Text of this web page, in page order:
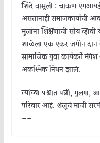
शिंदे वासुली : चाकण
असतानाही समाजकार्याची
मुलांना शिक्षणाची सोय व्हावी
शाळेला एक एकर जमीन
सामाजिक युवा कार्यकर्ते
अकस्मिक निधन झाले.
त्यांच्या पश्चात पत्नी,
परिवार आहे. शेलूचे माजी
—–